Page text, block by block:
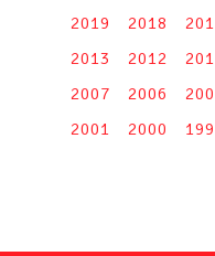
2019
2018
2013
2012
2007
2006
2001
2000